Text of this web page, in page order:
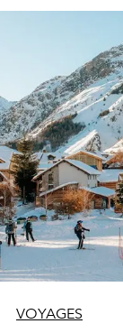
VOYAGES